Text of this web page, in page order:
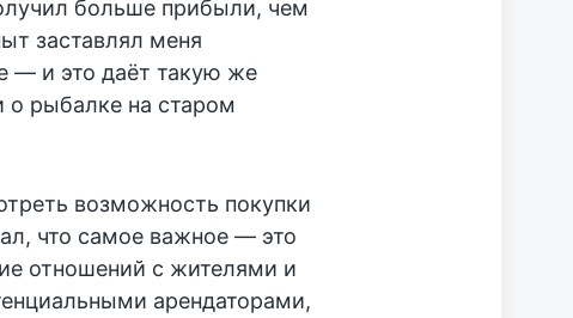
больше прибыли, чем
заставлял меня
— и это даёт такую же
о рыбалке на старом
возможность покупки
что самое важное — это
отношений с жителями и
арендаторами,